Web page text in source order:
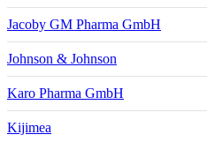
Jacoby GM Pharma GmbH
Johnson & Johnson
Karo Pharma GmbH
Kijimea